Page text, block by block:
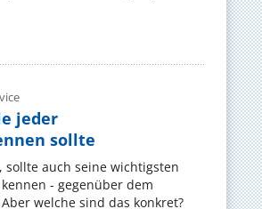
jeder
sollte
auch seine wichtigsten
- gegenüber dem
welche sind das konkret?